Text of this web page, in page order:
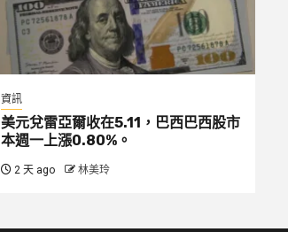
資訊
美元兌雷亞爾收在5.11，巴西巴西股市
本週一上漲0.80%。
2 天 ago 林美玲